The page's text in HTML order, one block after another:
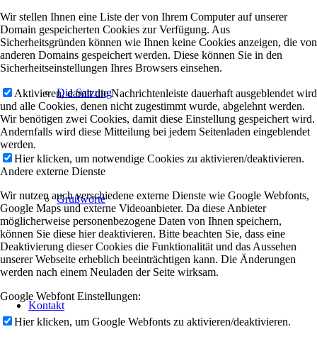
Die Satzung
Grußworte
Kontakt
Wir stellen Ihnen eine Liste der von Ihrem Computer auf unserer
Domain gespeicherten Cookies zur Verfügung. Aus
Sicherheitsgründen können wie Ihnen keine Cookies anzeigen, die von
anderen Domains gespeichert werden. Diese können Sie in den
Sicherheitseinstellungen Ihres Browsers einsehen.
Aktivieren, damit die Nachrichtenleiste dauerhaft ausgeblendet wird
und alle Cookies, denen nicht zugestimmt wurde, abgelehnt werden.
Wir benötigen zwei Cookies, damit diese Einstellung gespeichert wird.
Andernfalls wird diese Mitteilung bei jedem Seitenladen eingeblendet
werden.
Hier klicken, um notwendige Cookies zu aktivieren/deaktivieren.
Andere externe Dienste
Wir nutzen auch verschiedene externe Dienste wie Google Webfonts,
Google Maps und externe Videoanbieter. Da diese Anbieter
möglicherweise personenbezogene Daten von Ihnen speichern,
können Sie diese hier deaktivieren. Bitte beachten Sie, dass eine
Deaktivierung dieser Cookies die Funktionalität und das Aussehen
unserer Webseite erheblich beeinträchtigen kann. Die Änderungen
werden nach einem Neuladen der Seite wirksam.
Google Webfont Einstellungen:
Hier klicken, um Google Webfonts zu aktivieren/deaktivieren.